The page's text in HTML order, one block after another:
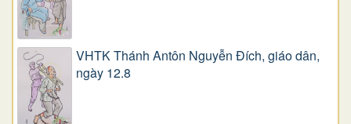
VHTK Thánh Antôn Nguyễn Ðích, giáo dân,
ngày 12.8